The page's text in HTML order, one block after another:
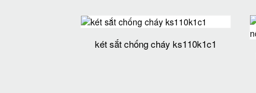
két sắt chống cháy ks110k1c1